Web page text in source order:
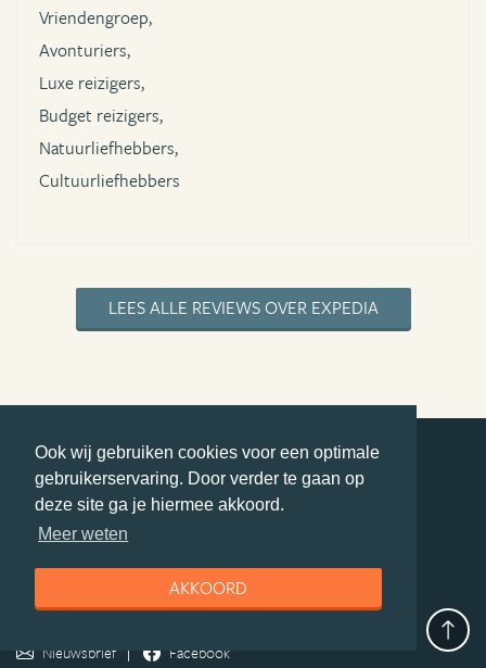
Ook wij gebruiken cookies voor een optimale
gebruikerservaring. Door verder te gaan op
deze site ga je hiermee akkoord.
Meer weten
AKKOORD
Vriendengroep,
Avonturiers,
Luxe reizigers,
Budget reizigers,
Natuurliefhebbers,
Cultuurliefhebbers
LEES ALLE REVIEWS OVER EXPEDIA
deel deze pagina
© Getaway Travel
Privacy statement Disclaimer
Nieuwsbrief
Facebook